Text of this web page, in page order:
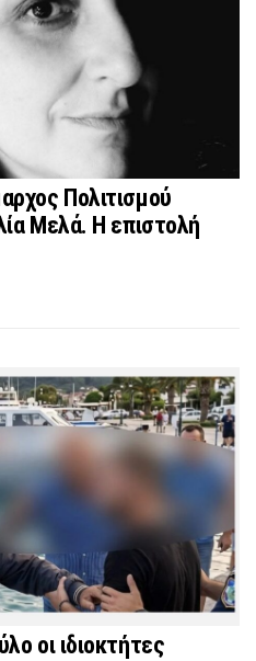
Πολιτισμού
Μελά. Η επιστολή
οι ιδιοκτήτες